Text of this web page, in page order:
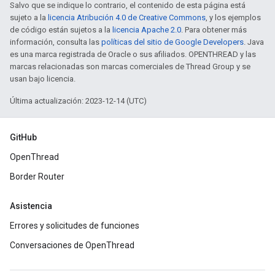
Salvo que se indique lo contrario, el contenido de esta página está
sujeto a la licencia Atribución 4.0 de Creative Commons, y los ejemplos
de código están sujetos a la licencia Apache 2.0. Para obtener más
información, consulta las políticas del sitio de Google Developers. Java
es una marca registrada de Oracle o sus afiliados. OPENTHREAD y las
marcas relacionadas son marcas comerciales de Thread Group y se
usan bajo licencia.
Última actualización: 2023-12-14 (UTC)
GitHub
OpenThread
Border Router
Asistencia
Errores y solicitudes de funciones
Conversaciones de OpenThread